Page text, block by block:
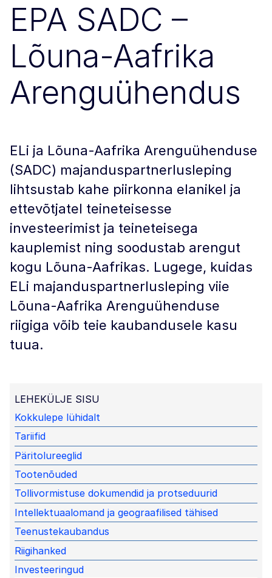
EPA SADC –
Lõuna-Aafrika
Arenguühendus
ELi ja Lõuna-Aafrika Arenguühenduse
(SADC) majanduspartnerlusleping
lihtsustab kahe piirkonna elanikel ja
ettevõtjatel teineteisesse
investeerimist ja teineteisega
kauplemist ning soodustab arengut
kogu Lõuna-Aafrikas. Lugege, kuidas
ELi majanduspartnerlusleping viie
Lõuna-Aafrika Arenguühenduse
riigiga võib teie kaubandusele kasu
tuua.
LEHEKÜLJE SISU
Kokkulepe lühidalt
Tariifid
Päritolureeglid
Tootenõuded
Tollivormistuse dokumendid ja protseduurid
Intellektuaalomand ja geograafilised tähised
Teenustekaubandus
Riigihanked
Investeeringud